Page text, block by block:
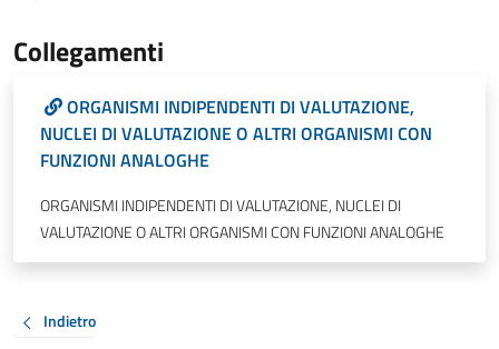
Collegamenti
ORGANISMI INDIPENDENTI DI VALUTAZIONE,
NUCLEI DI VALUTAZIONE O ALTRI ORGANISMI CON
FUNZIONI ANALOGHE
ORGANISMI INDIPENDENTI DI VALUTAZIONE, NUCLEI DI
VALUTAZIONE O ALTRI ORGANISMI CON FUNZIONI ANALOGHE
Indietro